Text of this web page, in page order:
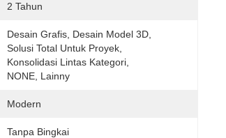
2 Tahun
Desain Grafis, Desain Model 3D,
Solusi Total Untuk Proyek,
Konsolidasi Lintas Kategori,
NONE, Lainny
Modern
Tanpa Bingkai